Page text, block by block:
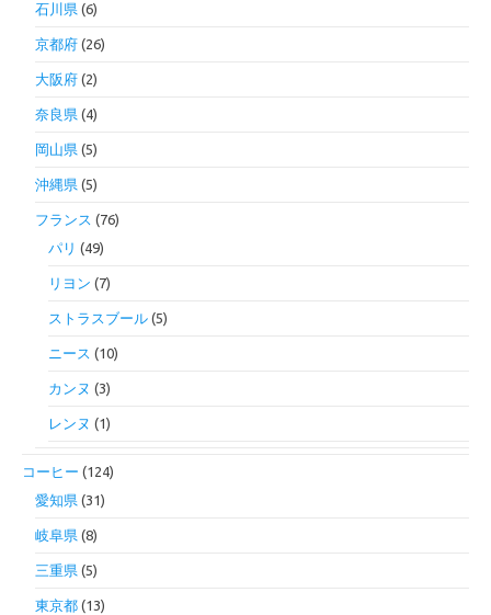
石川県 (6)
京都府 (26)
大阪府 (2)
奈良県 (4)
岡山県 (5)
沖縄県 (5)
フランス (76)
パリ (49)
リヨン (7)
ストラスブール (5)
ニース (10)
カンヌ (3)
レンヌ (1)
コーヒー (124)
愛知県 (31)
岐阜県 (8)
三重県 (5)
東京都 (13)